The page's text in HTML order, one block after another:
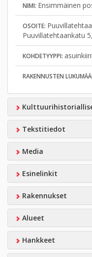
NIMI: Ensimmäinen
OSOITE:
Puuvillatehtaankatu
KOHDETYYPPI:
RAKENNUSTEN
Tekstitiedot
Media
Esinelinkit
Rakennukset
Alueet
Hankkeet